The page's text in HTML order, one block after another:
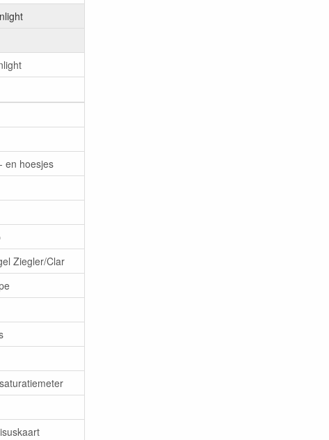
en hoesjes
Ziegler/Clar